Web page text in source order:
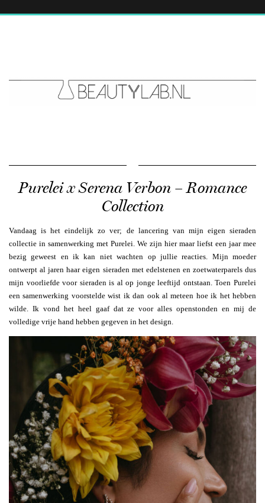
Purelei x Serena Verbon – Romance
Collection
Vandaag is het eindelijk zo ver; de lancering van mijn eigen sieraden
collectie in samenwerking met Purelei. We zijn hier maar liefst een jaar mee
bezig geweest en ik kan niet wachten op jullie reacties. Mijn moeder
ontwerpt al jaren haar eigen sieraden met edelstenen en zoetwaterparels dus
mijn voorliefde voor sieraden is al op jonge leeftijd ontstaan. Toen Purelei
een samenwerking voorstelde wist ik dan ook al meteen hoe ik het hebben
wilde. Ik vond het heel gaaf dat ze voor alles openstonden en mij de
volledige vrije hand hebben gegeven in het design.